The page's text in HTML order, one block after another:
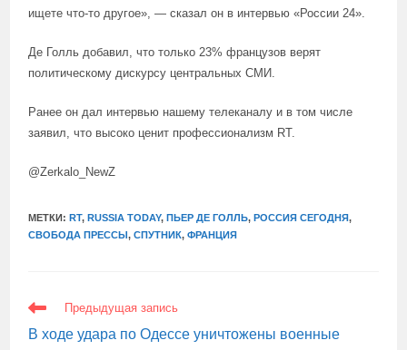
ищете что-то другое», — сказал он в интервью «России 24».
Де Голль добавил, что только 23% французов верят
политическому дискурсу центральных СМИ.
Ранее он дал интервью нашему телеканалу и в том числе
заявил, что высоко ценит профессионализм RT.
@Zerkalo_NewZ
МЕТКИ:RT, RUSSIA TODAY, ПЬЕР ДЕ ГОЛЛЬ, РОССИЯ СЕГОДНЯ,
СВОБОДА ПРЕССЫ, СПУТНИК, ФРАНЦИЯ
ЕЩЕ
СТАТЬИ
Предыдущая запись
В ходе удара по Одессе уничтожены военные